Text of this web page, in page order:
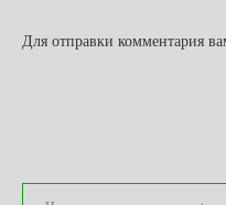
Для отправки комментария